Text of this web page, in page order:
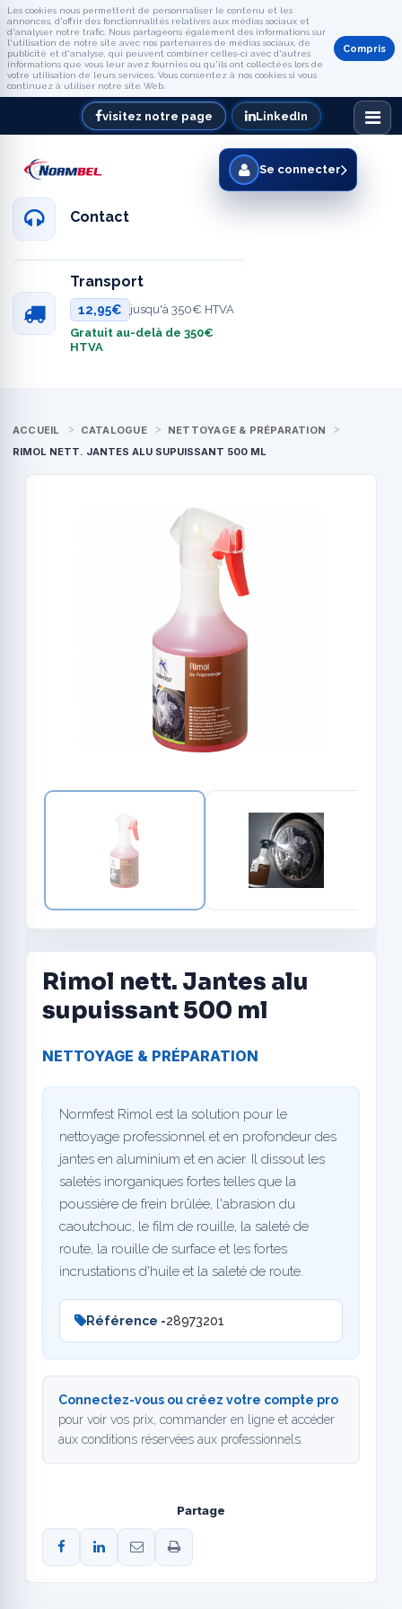
Les cookies nous permettent de personnaliser le contenu et les
annonces, d'offrir des fonctionnalités relatives aux médias sociaux et
d'analyser notre trafic. Nous partageons également des informations sur
l'utilisation de notre site avec nos partenaires de médias sociaux, de
publicité et d'analyse, qui peuvent combiner celles-ci avec d'autres
informations que vous leur avez fournies ou qu'ils ont collectées lors de
votre utilisation de leurs services. Vous consentez à nos cookies si vous
continuez à utiliser notre site Web.
Compris
visitez notre page LinkedIn
Contact
Transport
12,95€
jusqu'à 350€ HTVA
Gratuit au-delà de 350€
HTVA
Se connecter
ACCUEIL CATALOGUE
NETTOYAGE & PRÉPARATION
RIMOL NETT. JANTES ALU SUPUISSANT 500 ML
Rimol nett. Jantes alu
supuissant 500 ml
NETTOYAGE & PRÉPARATION
Normfest Rimol est la solution pour le
nettoyage professionnel et en profondeur des
jantes en aluminium et en acier. Il dissout les
saletés inorganiques fortes telles que la
poussière de frein brûlée, l'abrasion du
caoutchouc, le film de rouille, la saleté de
route, la rouille de surface et les fortes
incrustations d'huile et la saleté de route.
Référence -28973201
Connectez-vous ou créez votre compte pro
pour voir vos prix, commander en ligne et accéder
aux conditions réservées aux professionnels.
Partage